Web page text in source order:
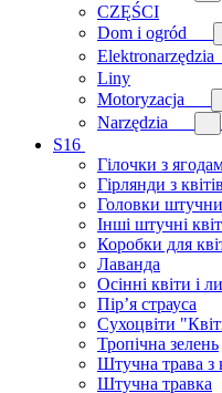
CZĘŚCI
Dom i ogród
Elektronarzędzia
Liny
Motoryzacja
Narzędzia
S16
Гілочки з
Гірлянди з
Головки
Інші штучні
Коробки для
Лаванда
Осінні квіти і
Пір’я страуса
Сухоцвіти
Тропічна зелень
Штучна трава з
Штучна травка